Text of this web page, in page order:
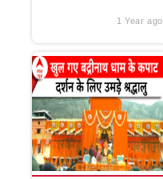
1 Year ago